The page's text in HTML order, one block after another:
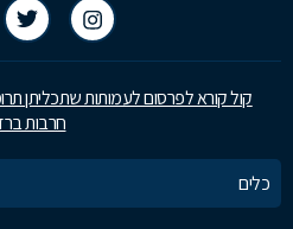
קול קורא לפרסום לעמותות שתכליתן
חרבות
כלים